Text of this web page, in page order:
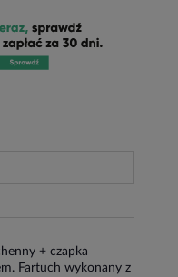
+ czapka
Fartuch wykonany z